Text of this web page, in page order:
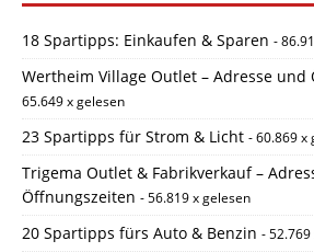
18 Spartipps: Einkaufen & Sparen -
Wertheim Village Outlet – Adresse und
65.649 x gelesen
23 Spartipps für Strom & Licht - 60.869 x
Trigema Outlet & Fabrikverkauf –
Öffnungszeiten - 56.819 x gelesen
20 Spartipps fürs Auto & Benzin -